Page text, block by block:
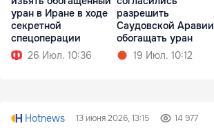
уран в Иране в ходе
секретной
спецоперации
26 Июл. 10:36
разрешить
Саудовской Аравии
обогащать уран
19 Июл. 10:12
Hotnews 13 июня 2026, 13:15 14 977